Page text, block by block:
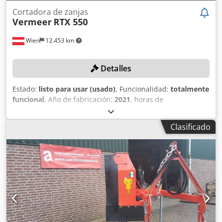
Wien 12.453 km
Cortadora de zanjas
Vermeer RTX 550
Detalles
Estado: listo para usar (usado), Funcionalidad: totalmente
funcional, Año de fabricación: 2021, horas de
, potencia nominal:
CV), número de máquina/vehículo:1VR91125KN1004048,
, Fresadora de zanjas con solo
98 horas de funcionamiento! DETALLES TÉCNICOS
Profundidad de fresado: 120 cm Ancho de fresado: 15 cm
DETALLES DE LA MÁQUINA Potencia neta: 50 kW Peso
(según placa): 4.740 kg Tractor Peso del tractor: 2.663 kg
Longitud del tractor: 320 cm Ancho del tractor: 197 cm
Altura: 250 cm Velocidad máxima de transporte: 10 km/h
Brazo de fresado Longitud de transporte: 207 cm Rango de
desplazamiento: 61 cm Peso propio sin cadena de fresado
Clasificado